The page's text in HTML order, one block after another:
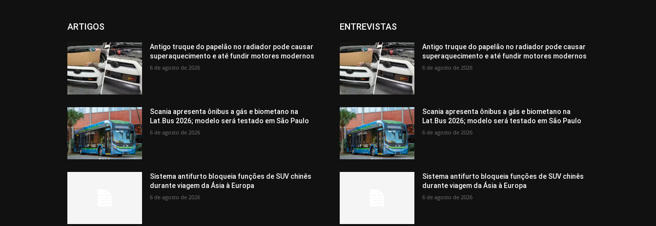
ARTIGOS
Antigo truque do papelão no radiador pode causar
superaquecimento e até fundir motores modernos
6 de agosto de 2026
Scania apresenta ônibus a gás e biometano na
Lat.Bus 2026; modelo será testado em São Paulo
6 de agosto de 2026
Sistema antifurto bloqueia funções de SUV chinês
durante viagem da Ásia à Europa
6 de agosto de 2026
ENTREVISTAS
Antigo truque do papelão no radiador pode causar
superaquecimento e até fundir motores modernos
6 de agosto de 2026
Scania apresenta ônibus a gás e biometano na
Lat.Bus 2026; modelo será testado em São Paulo
6 de agosto de 2026
Sistema antifurto bloqueia funções de SUV chinês
durante viagem da Ásia à Europa
6 de agosto de 2026